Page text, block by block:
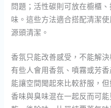
問題；活性碳則可放在櫥櫃
味。這些方法適合搭配清潔
源頭清潔。
香氛只能改善感受，不能解決
有些人會用香氛、噴霧或芳
能讓空間聞起來比較舒服，
香味與臭味混在一起反而可